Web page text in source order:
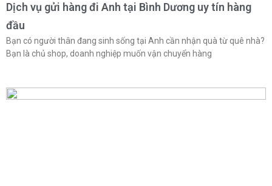
Dịch vụ gửi hàng đi Anh tại Bình Dương uy tín hàng
đầu
Bạn có người thân đang sinh sống tại Anh cần nhận quà từ quê nhà?
Bạn là chủ shop, doanh nghiệp muốn vận chuyển hàng